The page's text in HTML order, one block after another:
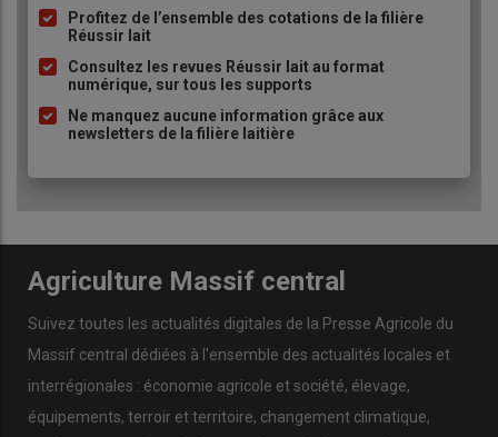
à
puce
Profitez de l’ensemble des cotations de la filière
Réussir lait
Consultez les revues Réussir lait au format
numérique, sur tous les supports
Ne manquez aucune information grâce aux
newsletters de la filière laitière
Agriculture Massif central
Suivez toutes les actualités digitales de la Presse Agricole du
Massif central dédiées à l'ensemble des actualités locales et
interrégionales : économie agricole et société, élevage,
équipements, terroir et territoire, changement climatique,